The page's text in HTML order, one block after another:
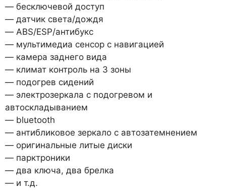
— бесключевой доступ
— датчик света/дождя
— ABS/ESP/антибукс
— мультимедиа сенсор с навигацией
— камера заднего вида
— климат контроль на 3 зоны
— подогрев сидений
— электрозеркала с подогревом и
автоскладыванием
— bluetooth
— антибликовое зеркало с автозатемнением
— оригинальные литые диски
— парктроники
— два ключа, два брелка
— и т.д.